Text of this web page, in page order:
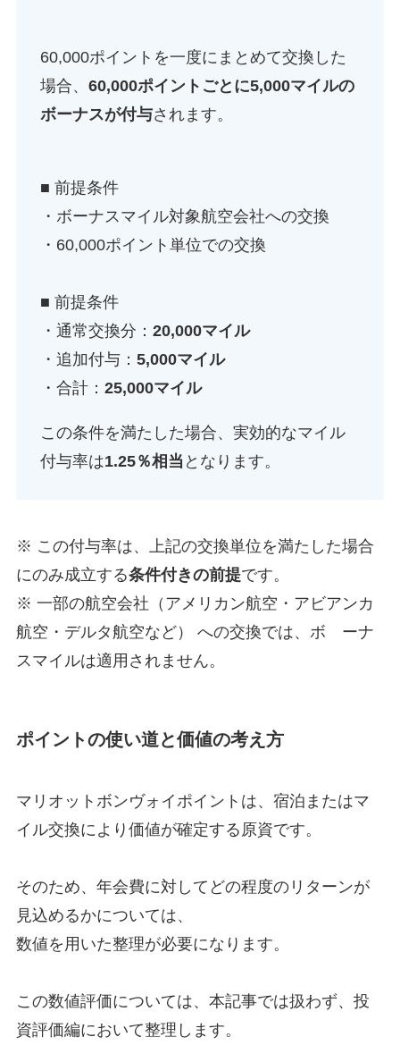
60,000ポイントを一度にまとめて交換した
場合、 60,000ポイントごとに5,000マイルの
ボーナスが付与されます。
■ 前提条件
・ボーナスマイル対象航空会社への交換
・60,000ポイント単位での交換
■ 前提条件
・通常交換分： 20,000マイル
・追加付与： 5,000マイル
・合計： 25,000マイル
この条件を満たした場合、実効的なマイル
付与率は1.25％相当 となります。
※ この付与率は、上記の交換単位を満たした場合
にのみ成立する条件付きの前提です。
※ 一部の航空会社（アメリカン航空・アビアンカ
航空・デルタ航空など） への交換では、ボ ーナ
スマイルは適用されません。
ポイントの使い道と価値の考え方
マリオットボンヴォイポイントは、宿泊またはマ
イル交換により価値が確定する原資です。
そのため、年会費に対してどの程度のリターンが
見込めるかについては、
数値を用いた整理が必要になります。
この数値評価については、本記事では扱わず、投
資評価編において整理します。